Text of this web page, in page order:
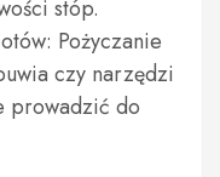
stóp.
Pożyczanie
czy narzędzi
prowadzić do